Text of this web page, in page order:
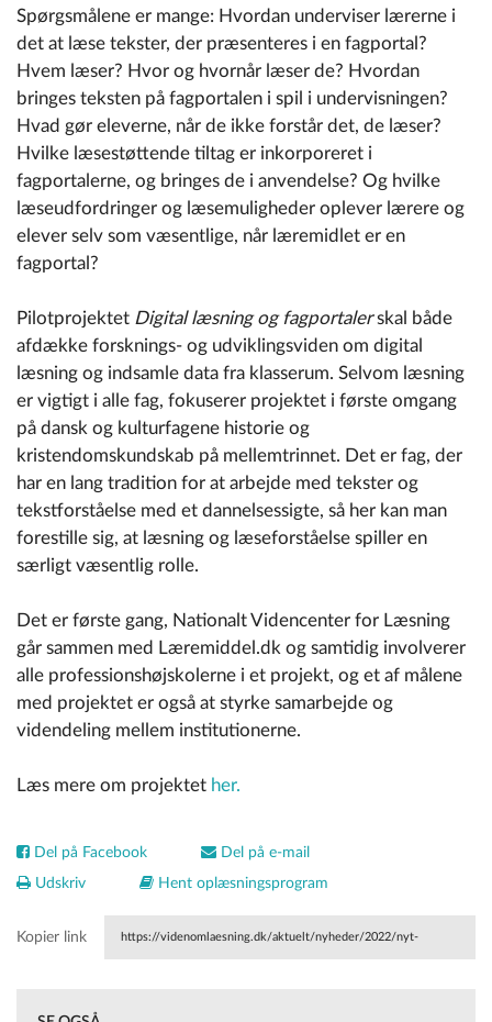
Spørgsmålene er mange: Hvordan underviser lærerne i
det at læse tekster, der præsenteres i en fagportal?
Hvem læser? Hvor og hvornår læser de? Hvordan
bringes teksten på fagportalen i spil i undervisningen?
Hvad gør eleverne, når de ikke forstår det, de læser?
Hvilke læsestøttende tiltag er inkorporeret i
fagportalerne, og bringes de i anvendelse? Og hvilke
læseudfordringer og læsemuligheder oplever lærere og
elever selv som væsentlige, når læremidlet er en
fagportal?
Pilotprojektet Digital læsning og fagportalerskal både
afdække forsknings- og udviklingsviden om digital
læsning og indsamle data fra klasserum. Selvom læsning
er vigtigt i alle fag, fokuserer projektet i første omgang
på dansk og kulturfagene historie og
kristendomskundskab på mellemtrinnet. Det er fag, der
har en lang tradition for at arbejde med tekster og
tekstforståelse med et dannelsessigte, så her kan man
forestille sig, at læsning og læseforståelse spiller en
særligt væsentlig rolle.
Det er første gang, Nationalt Videncenter for Læsning
går sammen med Læremiddel.dk og samtidig involverer
alle professionshøjskolerne i et projekt, og et af målene
med projektet er også at styrke samarbejde og
videndeling mellem institutionerne.
Læs mere om projektet her.
Del på Facebook
Del på e-mail
Udskriv
Hent oplæsningsprogram
Kopier link https://videnomlaesning.dk/aktuelt/nyheder/2022/nyt-